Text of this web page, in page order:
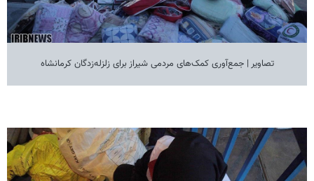
تصاویر | جمع‌آوری کمک‌های مردمی شیراز برای زلزله‌زدگان کرمانشاه